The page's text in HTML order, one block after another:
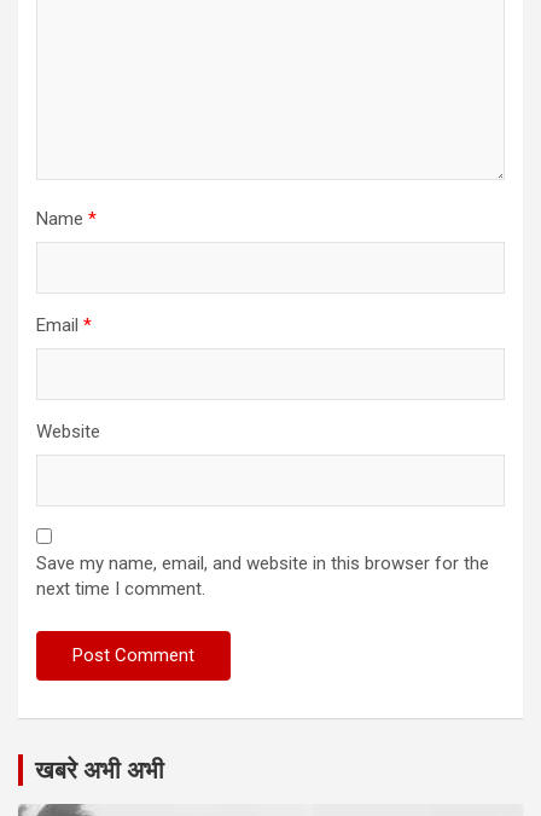
Name *
Email *
Website
Save my name, email, and website in this browser for the
next time I comment.
खबरे अभी अभी